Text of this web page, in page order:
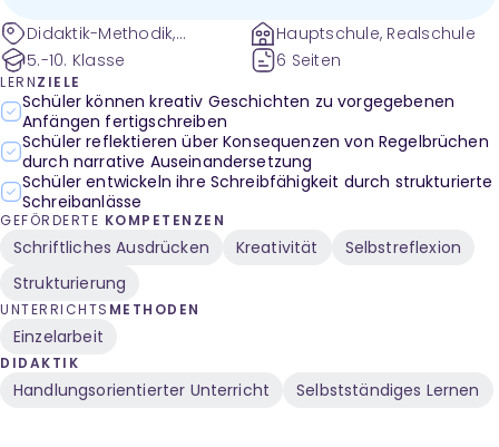
Didaktik-Methodik,
Klassenmanagement und
-organisation, Konflikte,
Klassenklima, Umgang mit
Störungen,
Verhaltensregeln,
Strafarbeiten,
Zusatzaufgaben,
Fehlverhalten
5.-10. Klasse
Hauptschule, Realschule
6 Seiten
LERNZIELE
Schüler können kreativ Geschichten zu vorgegebenen
Anfängen fertigschreiben
Schüler reflektieren über Konsequenzen von Regelbrüchen
durch narrative Auseinandersetzung
Schüler entwickeln ihre Schreibfähigkeit durch strukturierte
Schreibanlässe
GEFÖRDERTE KOMPETENZEN
Schriftliches Ausdrücken Kreativität
Selbstreflexion
Strukturierung
UNTERRICHTS METHODEN
Einzelarbeit
DIDAKTIK
Handlungsorientierter Unterricht Selbstständiges Lernen